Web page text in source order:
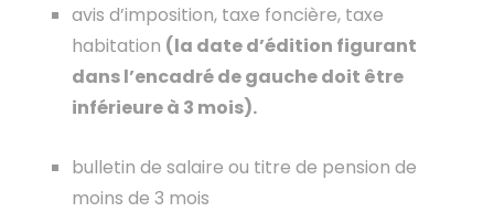
avis d’imposition, taxe foncière, taxe
habitation (la date d’édition figurant
dans l’encadré de gauche doit être
inférieure à 3 mois).
bulletin de salaire ou titre de pension de
moins de 3 mois